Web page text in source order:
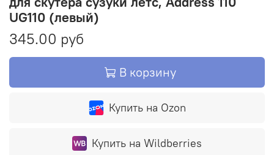
UG110 (левый)
345.00 руб
В корзину
Купить на Ozon
Купить на Wildberries